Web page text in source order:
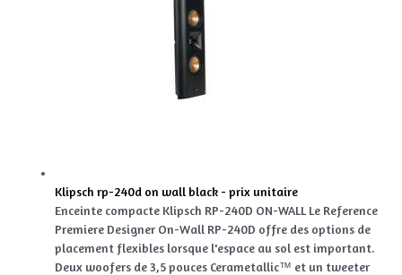
Klipsch rp-240d on wall black - prix unitaire
Enceinte compacte Klipsch RP-240D ON-WALL Le Reference
Premiere Designer On-Wall RP-240D offre des options de
placement flexibles lorsque l'espace au sol est important.
Deux woofers de 3,5 pouces Cerametallic™ et un tweeter